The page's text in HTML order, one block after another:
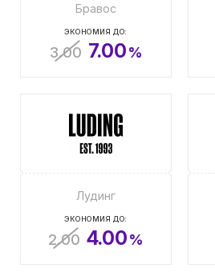
Бравос
ЭКОНОМИЯ ДО:
3.00 7.00%
Лудинг
ЭКОНОМИЯ ДО:
2.00 4.00%